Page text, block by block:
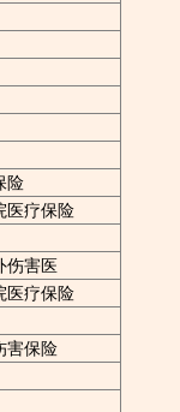
险
医疗保险
伤害医
医疗保险
害保险